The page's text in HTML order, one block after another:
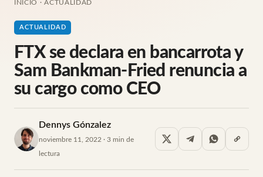
INICIO ·ACTUALIDAD
ACTUALIDAD
FTX se declara en bancarrota y
Sam Bankman-Fried renuncia a
su cargo como CEO
Dennys Gónzalez
noviembre 11, 2022 · 3 min de
lectura